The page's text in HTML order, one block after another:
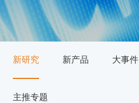
合作伙伴
跨国跨学科研发
跨国高标生产
全面动销服务
新研究 新产品 大事件
主推专题